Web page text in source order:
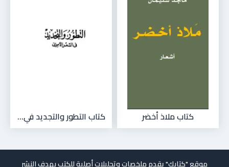
كتاب ملاذ أخضر كتاب التطور والتجديد في...
موقع "كتابك" يقدم ملخصات وتحليلات أصلية للكتب بهدف النشر